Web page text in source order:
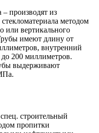
– производят из
методом
или вертикального
имеют длину от
внутренний
до 200 миллиметров.
выдерживают
строительный
пропитки